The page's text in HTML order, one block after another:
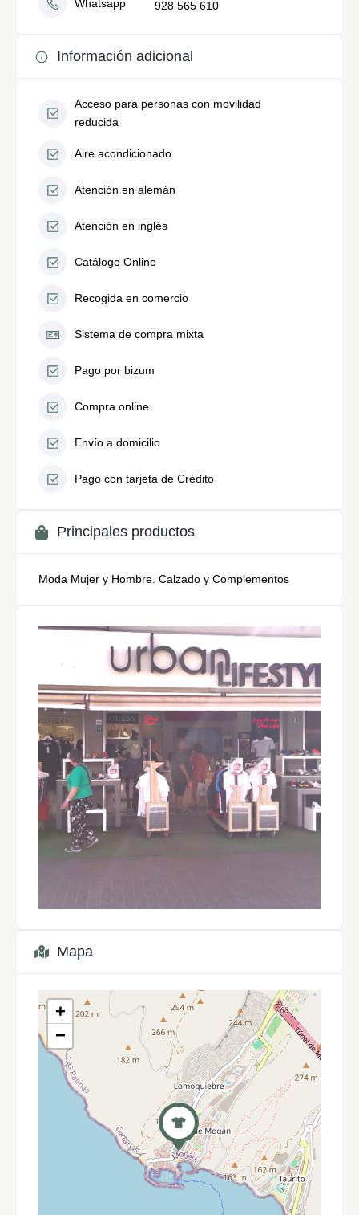
Whatsapp 928 565 610
Información adicional
Acceso para personas con movilidad
reducida
Aire acondicionado
Atención en alemán
Atención en inglés
Catálogo Online
Recogida en comercio
Sistema de compra mixta
Pago por bizum
Compra online
Envío a domicilio
Pago con tarjeta de Crédito
Principales productos
Moda Mujer y Hombre. Calzado y Complementos
Mapa
+
−